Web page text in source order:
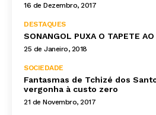
16 de Dezembro, 2017
DESTAQUES
SONANGOL PUXA O TAPETE
25 de Janeiro, 2018
SOCIEDADE
Fantasmas de Tchizé dos
vergonha à custo zero
21 de Novembro, 2017